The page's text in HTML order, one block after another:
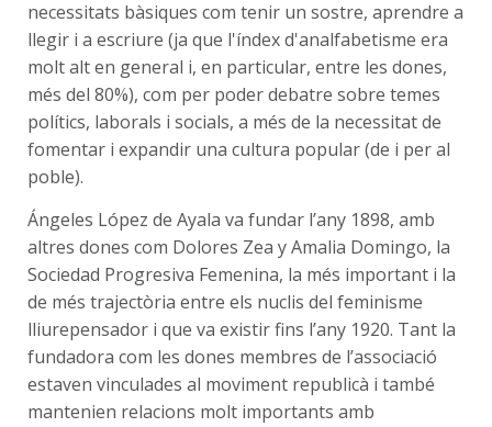
necessitats bàsiques com tenir un sostre, aprendre a
llegir i a escriure (ja que l'índex d'analfabetisme era
molt alt en general i, en particular, entre les dones,
més del 80%), com per poder debatre sobre temes
polítics, laborals i socials, a més de la necessitat de
fomentar i expandir una cultura popular (de i per al
poble).
Ángeles López de Ayala va fundar l’any 1898, amb
altres dones com Dolores Zea y Amalia Domingo, la
Sociedad Progresiva Femenina, la més important i la
de més trajectòria entre els nuclis del feminisme
lliurepensador i que va existir fins l’any 1920. Tant la
fundadora com les dones membres de l’associació
estaven vinculades al moviment republicà i també
mantenien relacions molt importants amb